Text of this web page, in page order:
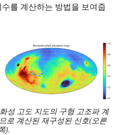
를 계산하는 방법을 보여줍
성 고도 지도의 구형 고조파 계
로 계산된 재구성된 신호(오른
).